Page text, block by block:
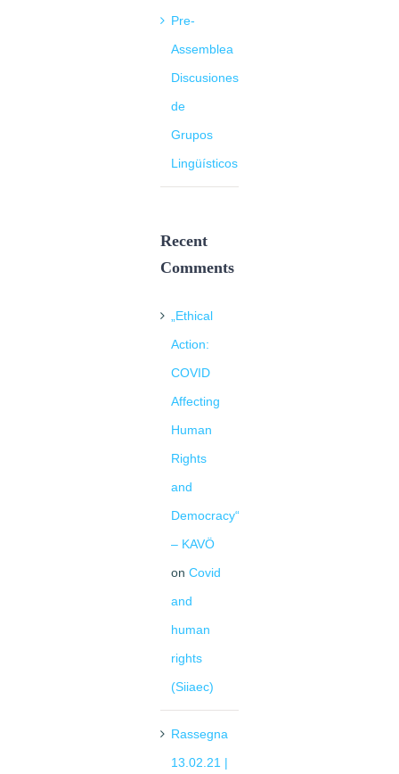
Pre-
Assemblea
Discusiones
de
Grupos
Lingüísticos
Recent
Comments
„Ethical
Action:
COVID
Affecting
Human
Rights
and
Democracy“
– KAVÖ
on Covid
and
human
rights
(Siiaec)
Rassegna
13.02.21 |